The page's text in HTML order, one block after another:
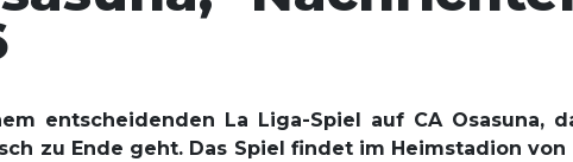
entscheidenden La Liga-Spiel auf CA Osasuna,
zu Ende geht. Das Spiel findet im Heimstadion